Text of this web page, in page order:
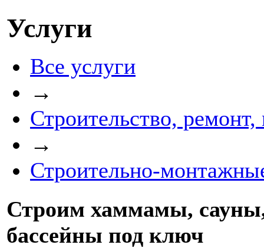
Услуги
Все услуги
→
Строительство,
→
Строительно-
Строим хаммамы,
бассейны под ключ